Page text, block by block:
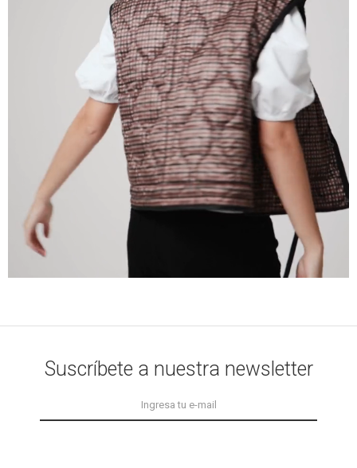
Suscríbete a nuestra newsletter